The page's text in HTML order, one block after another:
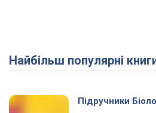
Найбільш популярні
Підручники